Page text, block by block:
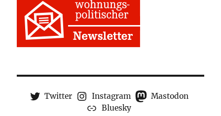
Twitter Instagram
Mastodon
Bluesky